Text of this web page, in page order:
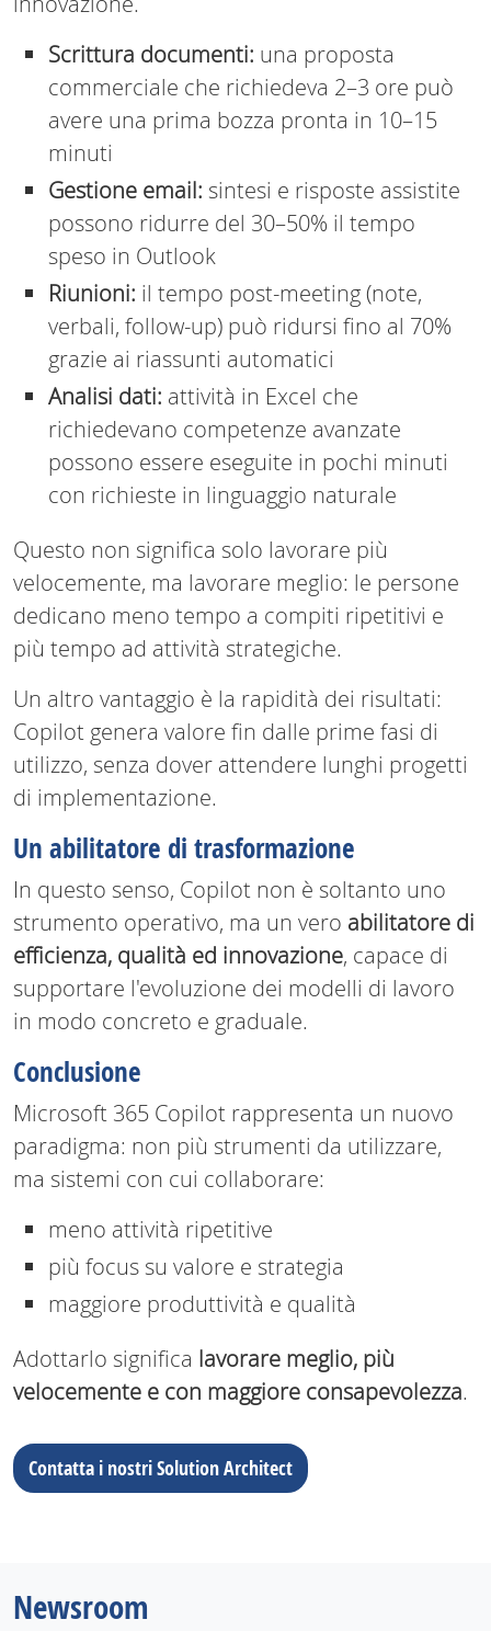
Scrittura documenti: una proposta
commerciale che richiedeva 2–3 ore può
avere una prima bozza pronta in 10–15
minuti
Gestione email: sintesi e risposte assistite
possono ridurre del 30–50% il tempo
speso in Outlook
Riunioni: il tempo post-meeting (note,
verbali, follow-up) può ridursi fino al 70%
grazie ai riassunti automatici
Analisi dati: attività in Excel che
richiedevano competenze avanzate
possono essere eseguite in pochi minuti
con richieste in linguaggio naturale
Questo non significa solo lavorare più
velocemente, ma lavorare meglio: le persone
dedicano meno tempo a compiti ripetitivi e
più tempo ad attività strategiche.
Un altro vantaggio è la rapidità dei risultati:
Copilot genera valore fin dalle prime fasi di
utilizzo, senza dover attendere lunghi progetti
di implementazione.
Un abilitatore di trasformazione
In questo senso, Copilot non è soltanto uno
strumento operativo, ma un vero abilitatore di
efficienza, qualità ed innovazione, capace di
supportare l'evoluzione dei modelli di lavoro
in modo concreto e graduale.
Conclusione
Microsoft 365 Copilot rappresenta un nuovo
paradigma: non più strumenti da utilizzare,
ma sistemi con cui collaborare:
meno attività ripetitive
più focus su valore e strategia
maggiore produttività e qualità
Adottarlo significa lavorare meglio, più
velocemente e con maggiore consapevolezza.
Contatta i nostri Solution Architect
Newsroom